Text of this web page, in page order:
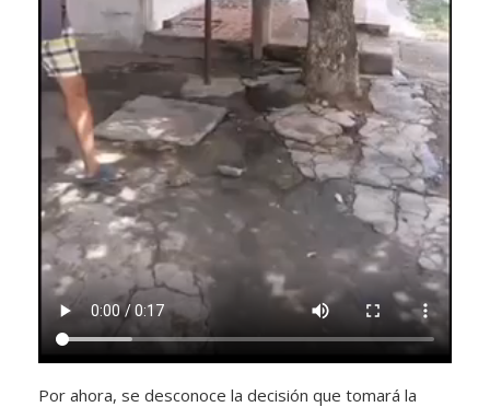
Por ahora, se desconoce la decisión que tomará la